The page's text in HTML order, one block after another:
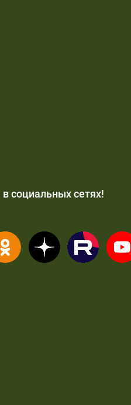
социальных сетях!